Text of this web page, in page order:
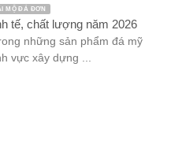
MỘ ĐÁ ĐƠN
tế, chất lượng năm 2026
những sản phẩm đá mỹ
vực xây dựng ...